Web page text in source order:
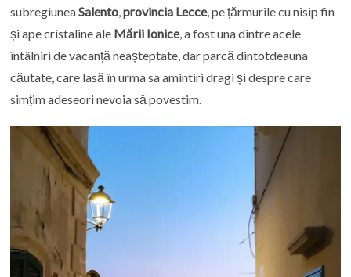
subregiuneaSalento ,provincia Lecce, pe țărmurile cu nisip fin
și ape cristaline ale Mării Ionice, a fost una dintre acele
întâlniri de vacanță neașteptate, dar parcă dintotdeauna
căutate, care lasă în urma sa amintiri dragi și despre care
simțim adeseori nevoia să povestim.